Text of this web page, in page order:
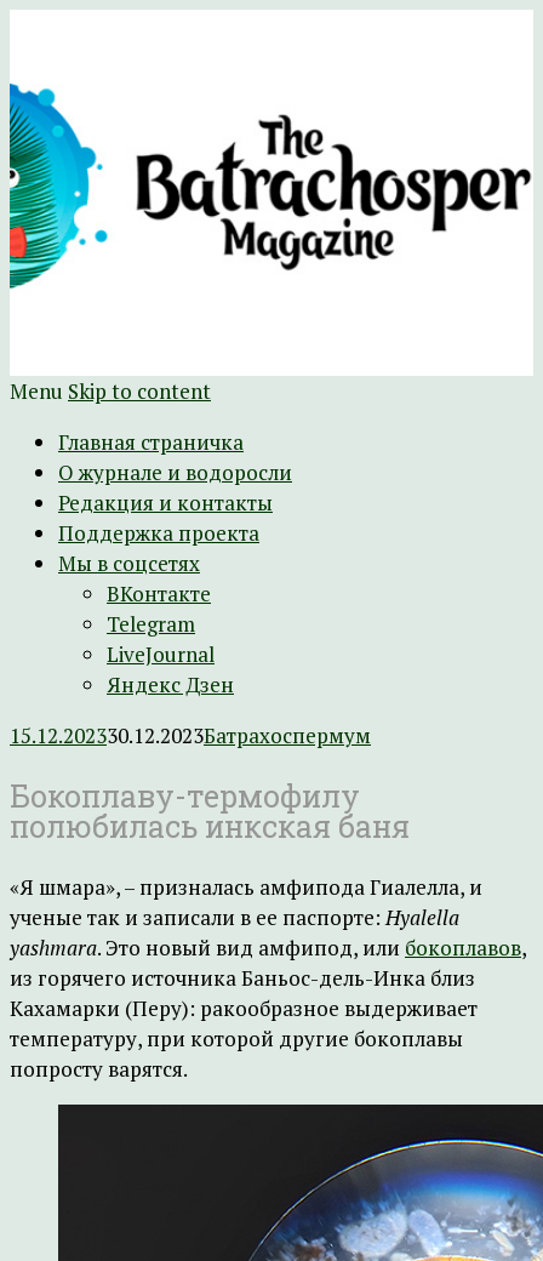
The Batrachospermum Magazine
Батрахоспермум (официальный сайт)
Menu Skip to content
Главная страничка
О журнале и водоросли
Редакция и контакты
Поддержка проекта
Мы в соцсетях
ВКонтакте
Telegram
LiveJournal
Яндекс Дзен
15.12.202330.12.2023Батрахоспермум
Бокоплаву-термофилу
полюбилась инкская баня
«Я шмара», – призналась амфипода Гиалелла, и
ученые так и записали в ее паспорте:Hyalella
yashmara. Это новый вид амфипод, или бокоплавов,
из горячего источника Баньос-дель-Инка близ
Кахамарки (Перу): ракообразное выдерживает
температуру, при которой другие бокоплавы
попросту варятся.